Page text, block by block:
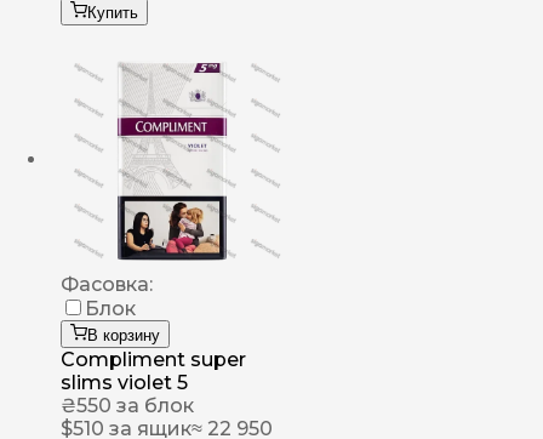
Купить
Фасовка:
Блок
В корзину
Compliment super
slims violet 5
₴550 за блок
$510 за ящик≈ 22 950